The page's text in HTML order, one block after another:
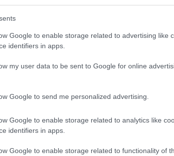
Google to enable storage related to advertising like
identifiers in apps.
my user data to be sent to Google for online
Google to send me personalized advertising.
Google to enable storage related to analytics like
identifiers in apps.
Google to enable storage related to functionality of